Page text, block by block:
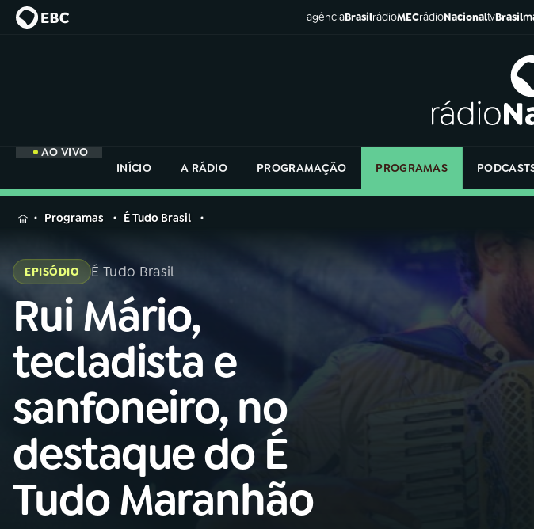
agênciaBrasilrádioMECrádioNacionaltvBrasil
AO VIVO
INÍCIO
A RÁDIO PROGRAMAÇÃO PROGRAMAS
MENU
Buscar
na
Rádio
Nacional
AO VIVO
01INÍCIO
02A RÁDIO
03 PROGRAMAÇÃO
na
Rádio
Nacional
Programas É Tudo Brasil
EPISÓDIO É Tudo Brasil
Rui Mário,
tecladista e
sanfoneiro, no
destaque do É
Tudo Maranhão